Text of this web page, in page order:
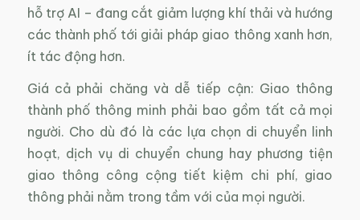
hỗ trợ AI – đang cắt giảm lượng khí thải và hướng
các thành phố tới giải pháp giao thông xanh hơn,
ít tác động hơn.
Giá cả phải chăng và dễ tiếp cận: Giao thông
thành phố thông minh phải bao gồm tất cả mọi
người. Cho dù đó là các lựa chọn di chuyển linh
hoạt, dịch vụ di chuyển chung hay phương tiện
giao thông công cộng tiết kiệm chi phí, giao
thông phải nằm trong tầm với của mọi người.